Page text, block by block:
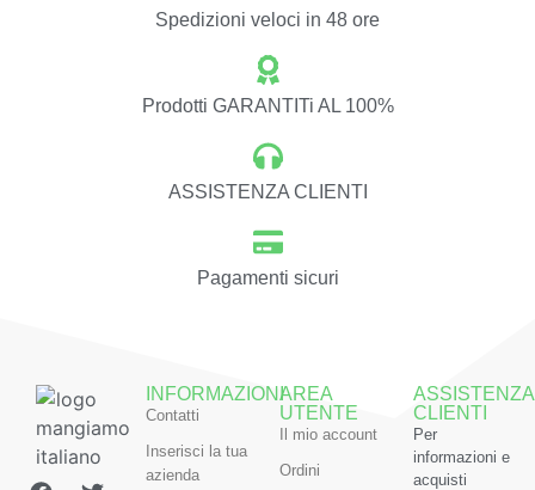
Spedizioni veloci in 48 ore
Prodotti GARANTITi AL 100%
ASSISTENZA CLIENTI
Pagamenti sicuri
INFORMAZIONI
Contatti
Inserisci la tua
azienda
AREA
UTENTE
Il mio account
Ordini
ASSISTENZA
CLIENTI
Per
informazioni e
acquisti